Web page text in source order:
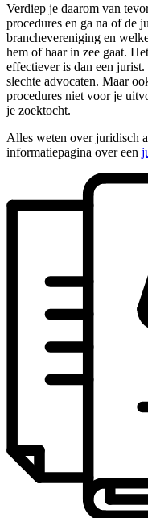
Verdiep je daarom van
procedures en ga na of de
branchevereniging en
hem of haar in zee gaat.
effectiever is dan een
slechte advocaten. Maar
procedures niet voor je
je zoektocht.
Alles weten over juridisch
informatiepagina over een